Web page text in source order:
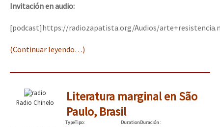
Invitación en audio:
[podcast]https://radiozapatista.org/Audios/
(Continuar leyendo…)
Radio Chinelo
Literatura marginal en São
Paulo, Brasil
TypeTipo:
DurationDuración: